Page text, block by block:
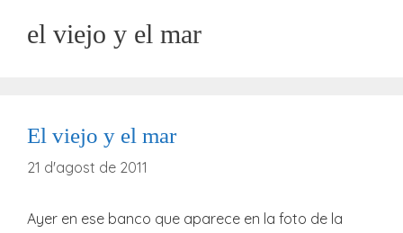
el viejo y el mar
El viejo y el mar
21 d'agost de 2011
Ayer en ese banco que aparece en la foto de la